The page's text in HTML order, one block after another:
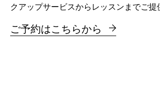
クアップサービスからレッスンまでご提
ご予約はこちらから